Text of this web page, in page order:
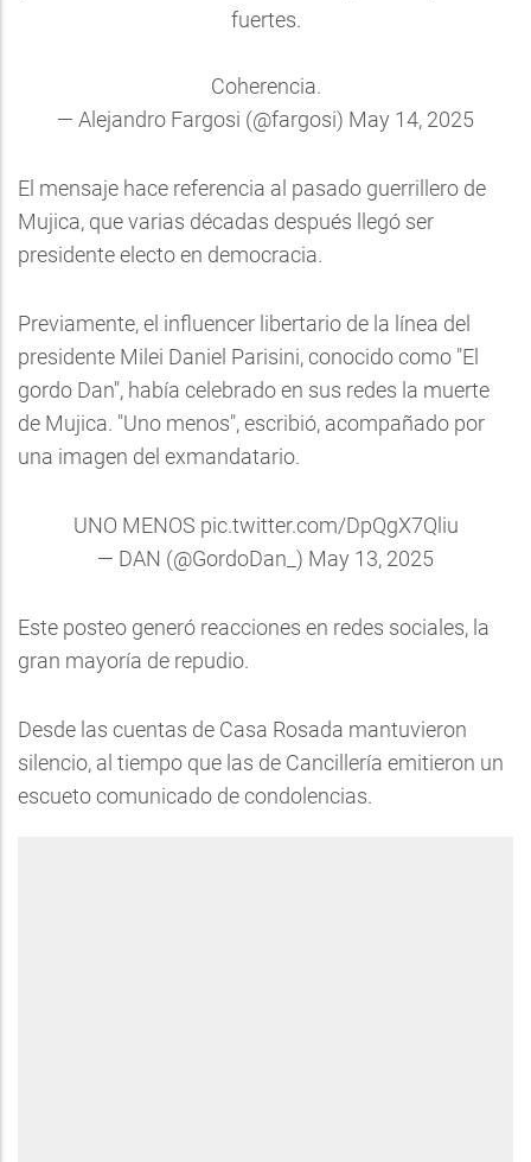
fuertes.
Coherencia.
— Alejandro Fargosi (@fargosi) May 14, 2025
El mensaje hace referencia al pasado guerrillero de
Mujica, que varias décadas después llegó ser
presidente electo en democracia.
Previamente, el influencer libertario de la línea del
presidente Milei Daniel Parisini, conocido como "El
gordo Dan", había celebrado en sus redes la muerte
de Mujica. "Uno menos", escribió, acompañado por
una imagen del exmandatario.
UNO MENOS pic.twitter.com/DpQgX7Qliu
— DAN (@GordoDan_) May 13, 2025
Este posteo generó reacciones en redes sociales, la
gran mayoría de repudio.
Desde las cuentas de Casa Rosada mantuvieron
silencio, al tiempo que las de Cancillería emitieron un
escueto comunicado de condolencias.